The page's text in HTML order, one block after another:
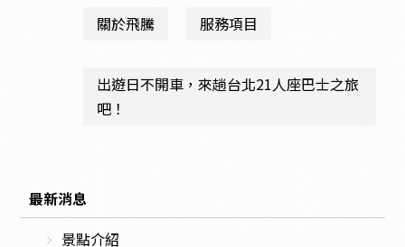
關於飛騰
服務項目
出遊日不開車，來趟台北21人座巴士之旅
吧！
最新消息
景點介紹